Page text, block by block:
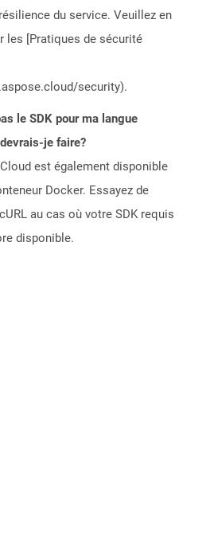
du service. Veuillez en
les [Pratiques de sécurité
security).
le SDK pour ma langue
je faire?
est également disponible
Docker. Essayez de
au cas où votre SDK requis
disponible.